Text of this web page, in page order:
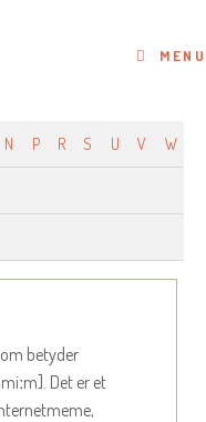
MENU
N P R S U V W
betyder
Det er et